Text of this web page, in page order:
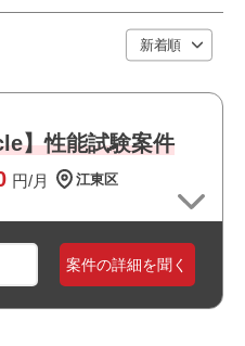
】性能試験案件
円/月 江東区
案件の詳細を聞く
験
的にキャッチアップできる
す
しています
ョン開発経験